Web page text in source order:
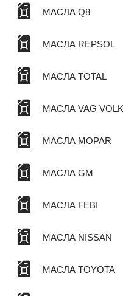
МАСЛА Q8
МАСЛА REPSOL
МАСЛА TOTAL
МАСЛА VAG
МАСЛА MOPAR
МАСЛА GM
МАСЛА FEBI
МАСЛА NISSAN
МАСЛА TOYOTA